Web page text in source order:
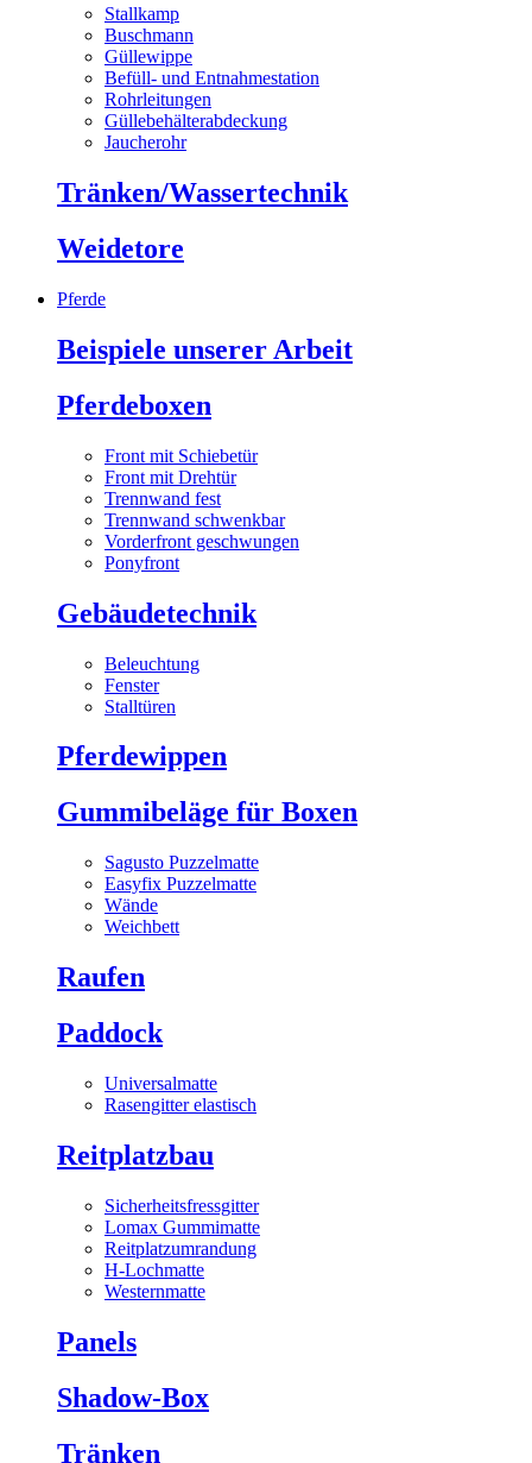
Stallkamp
Buschmann
Güllewippe
Befüll- und Entnahmestation
Rohrleitungen
Güllebehälterabdeckung
Jaucherohr
Tränken/Wassertechnik
Weidetore
Pferde
Beispiele unserer Arbeit
Pferdeboxen
Front mit Schiebetür
Front mit Drehtür
Trennwand fest
Trennwand schwenkbar
Vorderfront geschwungen
Ponyfront
Gebäudetechnik
Beleuchtung
Fenster
Stalltüren
Pferdewippen
Gummibeläge für Boxen
Sagusto Puzzelmatte
Easyfix Puzzelmatte
Wände
Weichbett
Raufen
Paddock
Universalmatte
Rasengitter elastisch
Reitplatzbau
Sicherheitsfressgitter
Lomax Gummimatte
Reitplatzumrandung
H-Lochmatte
Westernmatte
Panels
Shadow-Box
Tränken